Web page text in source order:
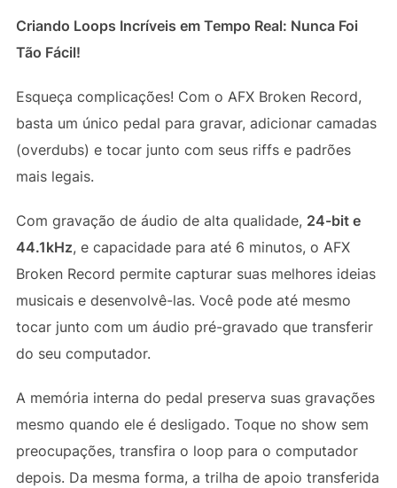
Criando Loops Incríveis em Tempo Real: Nunca Foi
Tão Fácil!
Esqueça complicações! Com o AFX Broken Record,
basta um único pedal para gravar, adicionar camadas
(overdubs) e tocar junto com seus riffs e padrões
mais legais.
Com gravação de áudio de alta qualidade, 24-bit e
44.1kHz, e capacidade para até 6 minutos, o AFX
Broken Record permite capturar suas melhores ideias
musicais e desenvolvê-las. Você pode até mesmo
tocar junto com um áudio pré-gravado que transferir
do seu computador.
A memória interna do pedal preserva suas gravações
mesmo quando ele é desligado. Toque no show sem
preocupações, transfira o loop para o computador
depois. Da mesma forma, a trilha de apoio transferida